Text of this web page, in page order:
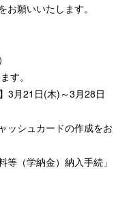
願いいたします。
す。
3月21日(木)～3月28日
ッシュカードの作成をお
（学納金）納入手続」